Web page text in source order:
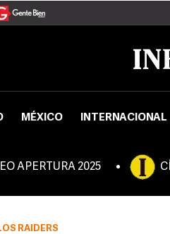
MÉXICO INTERNACIONAL
APERTURA 2025
RAIDERS